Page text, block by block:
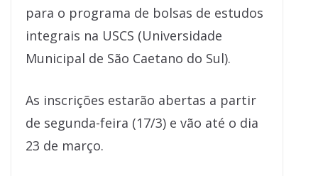
para o programa de bolsas de estudos
integrais na USCS (Universidade
Municipal de São Caetano do Sul).
As inscrições estarão abertas a partir
de segunda-feira (17/3) e vão até o dia
23 de março.